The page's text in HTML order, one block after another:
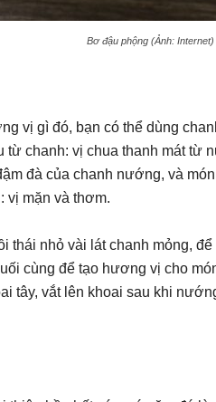
Bơ đậu phộng (Ảnh: Internet)
vị gì đó, bạn có thể dùng
từ chanh: vị chua thanh mát từ
đà của chanh nướng, và
vị mặn và thơm.
thái nhỏ vài lát chanh mỏng,
cùng để tạo hương vị cho
tây, vắt lên khoai sau khi